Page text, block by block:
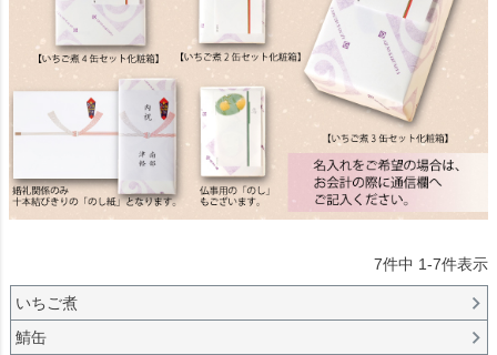
7件中 1-7件表示
いちご煮
鯖缶